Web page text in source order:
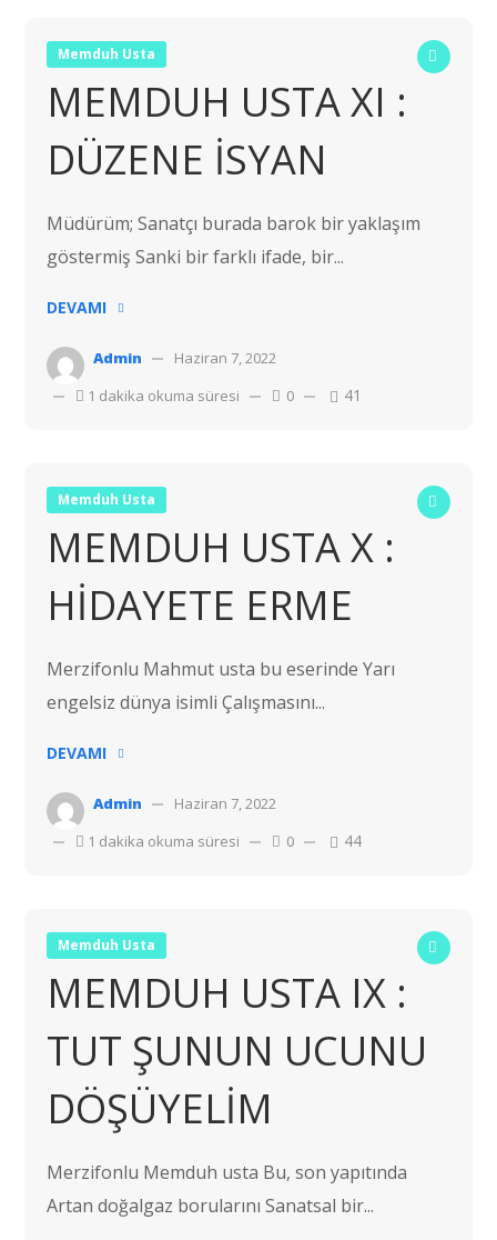
Memduh Usta
MEMDUH USTA XI :
DÜZENE İSYAN
Müdürüm; Sanatçı burada barok bir yaklaşım
göstermiş Sanki bir farklı ifade, bir...
DEVAMI
Admin
Haziran 7, 2022
1 dakika okuma süresi
0 41
Memduh Usta
MEMDUH USTA X :
HİDAYETE ERME
Merzifonlu Mahmut usta bu eserinde Yarı
engelsiz dünya isimli Çalışmasını...
DEVAMI
Admin
Haziran 7, 2022
1 dakika okuma süresi
0 44
Memduh Usta
MEMDUH USTA IX :
TUT ŞUNUN UCUNU
DÖŞÜYELİM
Merzifonlu Memduh usta Bu, son yapıtında
Artan doğalgaz borularını Sanatsal bir...